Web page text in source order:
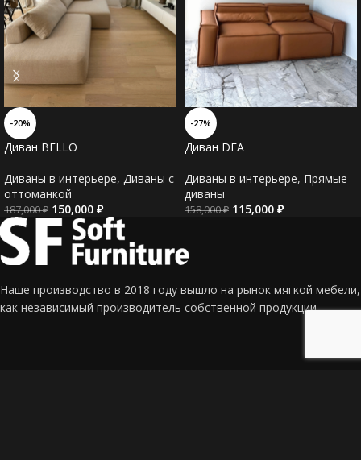
-20%
Диван BELLO
Диваны в интерьере, Диваны c
оттоманкой
187,000₽ 150,000 ₽
-27%
Диван DEA
Диваны в интерьере, Прямые
диваны
158,000₽ 115,000 ₽
Наше производство в 2018 году вышло на рынок мягкой мебели,
как независимый производитель собственной продукции.